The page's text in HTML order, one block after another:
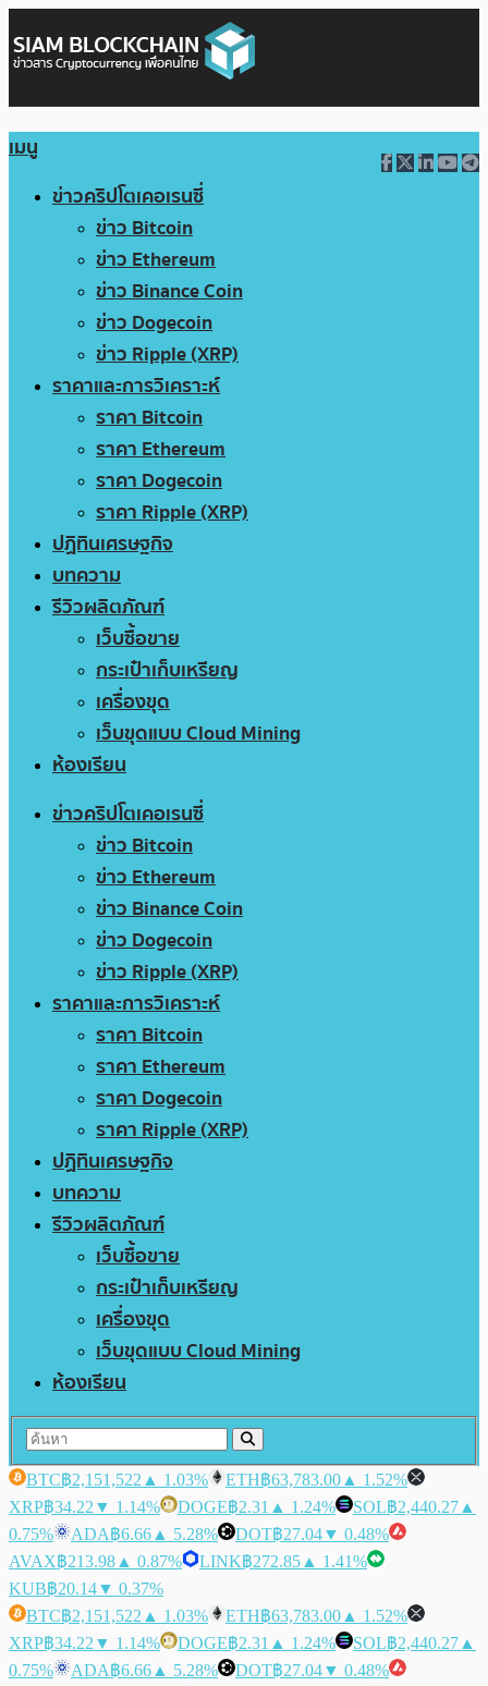
เมนู
ข่าวคริปโตเคอเรนซี่
ข่าว Bitcoin
ข่าว Ethereum
ข่าว Binance Coin
ข่าว Dogecoin
ข่าว Ripple (XRP)
ราคาและการวิเคราะห์
ราคา Bitcoin
ราคา Ethereum
ราคา Dogecoin
ราคา Ripple (XRP)
ปฏิทินเศรษฐกิจ
บทความ
รีวิวผลิตภัณฑ์
เว็บซื้อขาย
กระเป๋าเก็บเหรียญ
เครื่องขุด
เว็บขุดแบบ Cloud Mining
ห้องเรียน
ข่าวคริปโตเคอเรนซี่
ข่าว Bitcoin
ข่าว Ethereum
ข่าว Binance Coin
ข่าว Dogecoin
ข่าว Ripple (XRP)
ราคาและการวิเคราะห์
ราคา Bitcoin
ราคา Ethereum
ราคา Dogecoin
ราคา Ripple (XRP)
ปฏิทินเศรษฐกิจ
บทความ
รีวิวผลิตภัณฑ์
เว็บซื้อขาย
กระเป๋าเก็บเหรียญ
เครื่องขุด
เว็บขุดแบบ Cloud Mining
ห้องเรียน
BTC฿2,151,522 ▲ 1.03% ETH฿63,783.00 ▲ 1.52%
XRP฿34.22 ▼ 1.14% DOGE฿2.31 ▲ 1.24% SOL฿2,440.27 ▲
0.75%
ADA฿6.66 ▲ 5.28% DOT฿27.04▼ 0.48%
AVAX฿213.98 ▲ 0.87% LINK฿272.85 ▲ 1.41%
KUB฿20.14▼ 0.37%
BTC฿2,151,522 ▲ 1.03% ETH฿63,783.00 ▲ 1.52%
XRP฿34.22 ▼ 1.14% DOGE฿2.31 ▲ 1.24% SOL฿2,440.27 ▲
0.75%
ADA฿6.66 ▲ 5.28% DOT฿27.04▼ 0.48%